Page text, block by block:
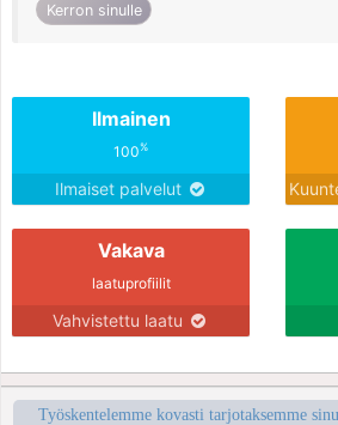
Kerron sinulle
Ilmainen
100%
Ilmaiset palvelut
Vakava
laatuprofiilit
Vahvistettu laatu
Työskentelemme kovasti tarjotaksemme